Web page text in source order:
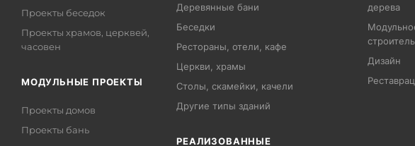
Проекты беседок
Проекты храмов, церквей,
часовен
МОДУЛЬНЫЕ ПРОЕКТЫ
Проекты домов
Проекты бань
Деревянные бани
Беседки
Рестораны, отели, кафе
Церкви, храмы
Столы, скамейки, качели
Другие типы зданий
РЕАЛИЗОВАННЫЕ
дерева
Дизайн